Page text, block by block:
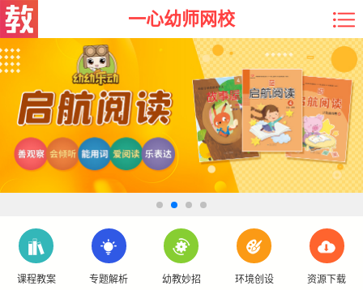
一心幼师网校
课程教案 专题解析 幼教妙招 环境创设 资源下载